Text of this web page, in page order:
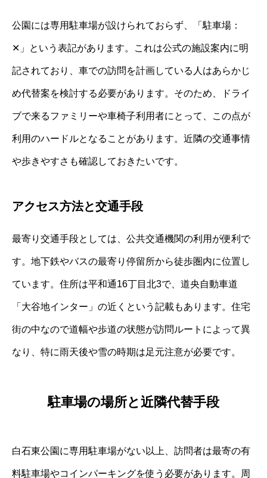
公園には専用駐車場が設けられておらず、「駐車場：
✕」という表記があります。これは公式の施設案内に明
記されており、車での訪問を計画している人はあらかじ
め代替案を検討する必要があります。そのため、ドライ
ブで来るファミリーや車椅子利用者にとって、この点が
利用のハードルとなることがあります。近隣の交通事情
や歩きやすさも確認しておきたいです。
アクセス方法と交通手段
最寄り交通手段としては、公共交通機関の利用が便利で
す。地下鉄やバスの最寄り停留所から徒歩圏内に位置し
ています。住所は平和通16丁目北3で、道央自動車道
「大谷地インター」の近くという記載もあります。住宅
街の中なので道幅や歩道の状態が訪問ルートによって異
なり、特に雨天後や雪の時期は足元注意が必要です。
駐車場の場所と近隣代替手段
白石東公園に専用駐車場がない以上、訪問者は最寄の有
料駐車場やコインパーキングを使う必要があります。周